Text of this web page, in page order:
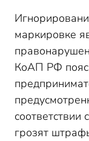
маркировке
КоАП РФ
грозят